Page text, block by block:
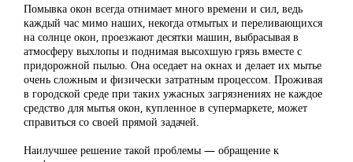
Помывка окон всегда отнимает много времени и сил, ведь
каждый час мимо наших, некогда отмытых и переливающихся
на солнце окон, проезжают десятки машин, выбрасывая в
атмосферу выхлопы и поднимая высохшую грязь вместе с
придорожной пылью. Она оседает на окнах и делает их мытье
очень сложным и физически затратным процессом. Проживая
в городской среде при таких ужасных загрязнениях не каждое
средство для мытья окон, купленное в супермаркете, может
справиться со своей прямой задачей.
Наилучшее решение такой проблемы — обращение к